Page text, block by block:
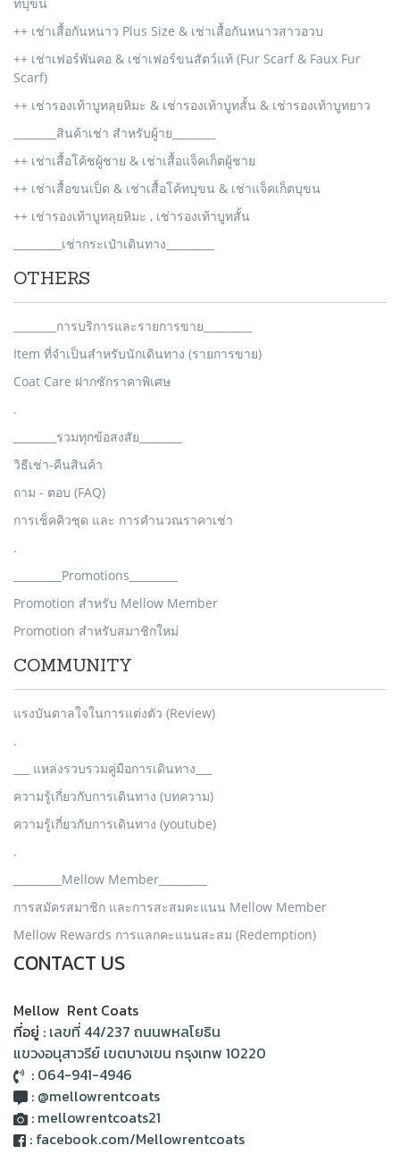
++ เช่าเสื้อกันหนาว Plus Size & เช่าเสื้อกันหนาวสาวอวบ
++ เช่าเฟอร์พันคอ & เช่าเฟอร์ขนสัตว์แท้ (Fur Scarf & Faux Fur
Scarf)
++ เช่ารองเท้าบูทลุยหิมะ & เช่ารองเท้าบูทสั้น & เช่ารองเท้าบูทยาว
________สินค้าเช่า สำหรับผู้าย________
++ เช่าเสื้อโค้ชผู้ชาย & เช่าเสื้อแจ็คเก็ตผู้ชาย
++ เช่าเสื้อขนเป็ด & เช่าเสื้อโค้ทบุขน & เช่าแจ็คเก็ตบุขน
++ เช่ารองเท้าบูทลุยหิมะ , เช่ารองเท้าบูทสั้น
_________เช่ากระเป๋าเดินทาง_________
OTHERS
________การบริการและรายการขาย_________
Item ที่จำเป็นสำหรับนักเดินทาง (รายการขาย)
Coat Care ฝากซักราคาพิเศษ
.
________รวมทุกข้อสงสัย________
วิธีเช่า-คืนสินค้า
ถาม - ตอบ (FAQ)
การเช็คคิวชุด และ การคำนวณราคาเช่า
.
_________Promotions_________
Promotion สำหรับ Mellow Member
Promotion สำหรับสมาชิกใหม่
COMMUNITY
แรงบันดาลใจในการแต่งตัว (Review)
.
___ แหล่งรวบรวมคู่มือการเดินทาง___
ความรู้เกี่ยวกับการเดินทาง (บทความ)
ความรู้เกี่ยวกับการเดินทาง (youtube)
.
_________Mellow Member_________
การสมัครสมาชิก และการสะสมคะแนน Mellow Member
Mellow Rewards การแลกคะแนนสะสม (Redemption)
CONTACT US
Mellow Rent Coats
ที่อยู่ : เลขที่ 44/237 ถนนพหลโยธิน
แขวงอนุสาวรีย์ เขตบางเขน กรุงเทพ 10220
: 064-941-4946
: @mellowrentcoats
: mellowrentcoats21
: facebook.com/Mellowrentcoats